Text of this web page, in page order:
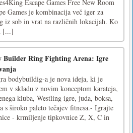
Escape Games Free New Room
Games je kombinacija več iger za
iz sob in vrat na različnih lokacijah. Ko
[...]
Builder Ring Fighting Arena: Igre
bodybuildig-a je nova ideja, ki je
v skladu z novim konceptom karateja,
kluba, Westling igre, juda, boksa,
s široko paleto tečajev fitnesa.- Igrajte
- krmiljenje tipkovnice Z, X, C in